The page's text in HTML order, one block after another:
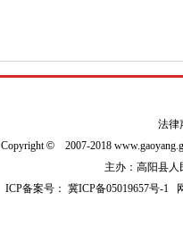
法律
Copyright© 2007-2018
主办：高阳县人
ICP备案号：冀ICP备05019657号-1